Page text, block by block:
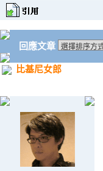
回應文章
比基尼女郎